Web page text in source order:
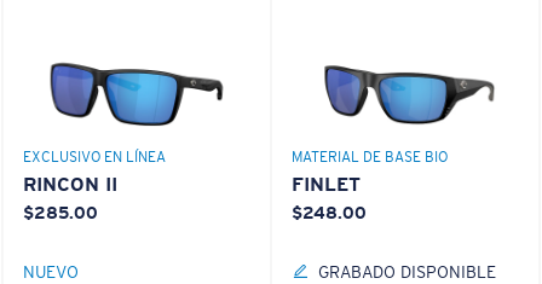
Es posible que necesite una monturamedianao
grande.
EXCLUSIVO EN LÍNEA
RINCON II
$285.00
NUEVO
MATERIAL DE BASE BIO
FINLET
$248.00
GRABADO DISPONIBLE